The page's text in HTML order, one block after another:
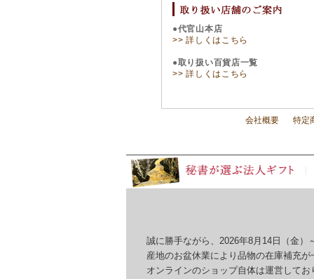
●代官山本店
>> 詳しくはこちら
●取り扱い百貨店一覧
>> 詳しくはこちら
会社概要 特定
誠に勝手ながら、2026年8月14日（金）
産地のお盆休業により品物の在庫補充が
オンラインのショップ自体は運営してお